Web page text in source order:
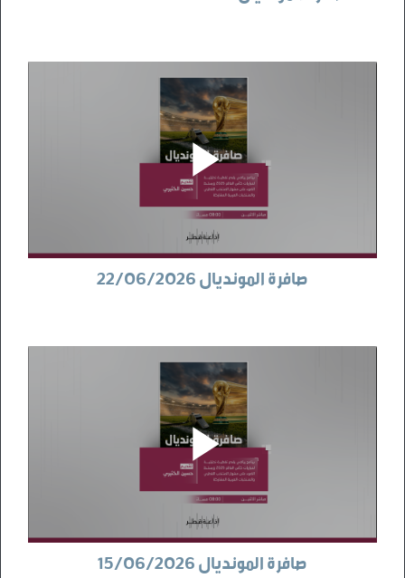
صافرة المونديال 22/06/2026
صافرة المونديال 15/06/2026